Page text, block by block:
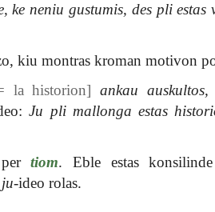
ke neniu gustumis, des pli estas
kiu montras kroman motivon
la historion] ankau auskultos,
Ju pli mallonga estas
pertiom. Eble estas
ju-ideo rolas.